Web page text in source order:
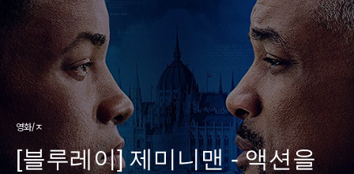
영화/ㅈ
[블루레이] 제미니맨 - 액션을